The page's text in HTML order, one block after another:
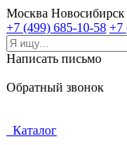
Москва Новосибирск
+7 (499) 685-10-58 +7
Написать письмо
Обратный звонок
Каталог